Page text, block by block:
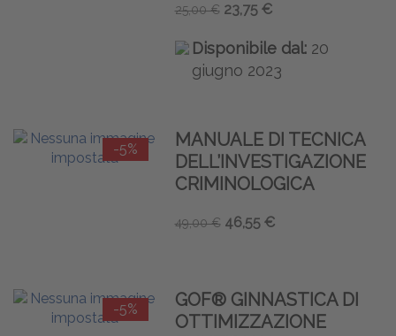
25,00 € 23,75 €
Disponibile dal: 20
giugno 2023
-5%
MANUALE DI TECNICA
DELL’INVESTIGAZIONE
CRIMINOLOGICA
49,00 € 46,55 €
-5%
GOF® GINNASTICA DI
OTTIMIZZAZIONE